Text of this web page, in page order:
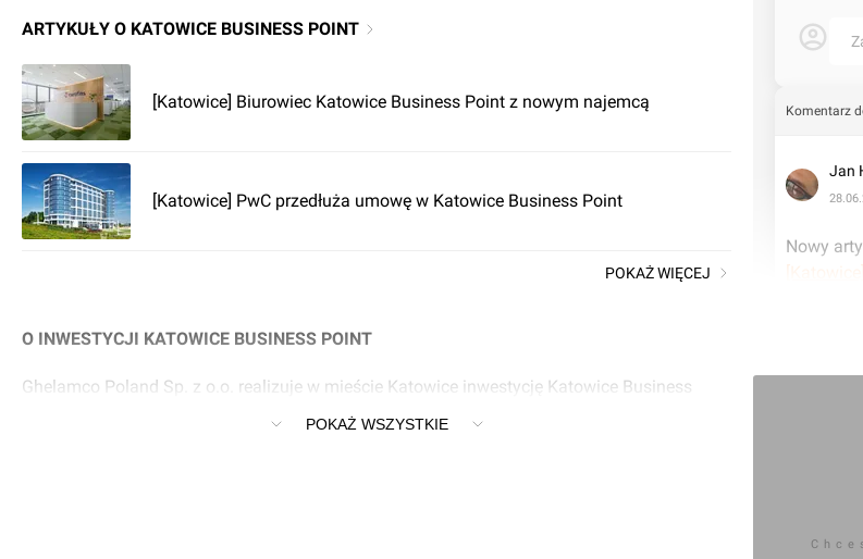
ARTYKUŁY O KATOWICE BUSINESS POINT
[Katowice] Biurowiec Katowice Business Point z nowym najemcą
[Katowice] PwC przedłuża umowę w Katowice Business Point
POKAŻ WIĘCEJ
O INWESTYCJI KATOWICE BUSINESS POINT
Ghelamco Poland Sp. z o.o. realizuje w mieście Katowice inwestycję Katowice Business
POKAŻ WSZYSTKIE
Komentarz
Jan
Jan